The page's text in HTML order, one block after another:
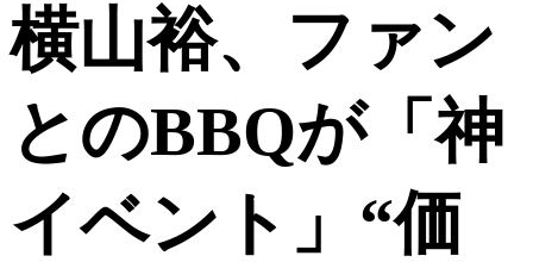
横山裕、ファン
とのBBQが「神
イベント」“価